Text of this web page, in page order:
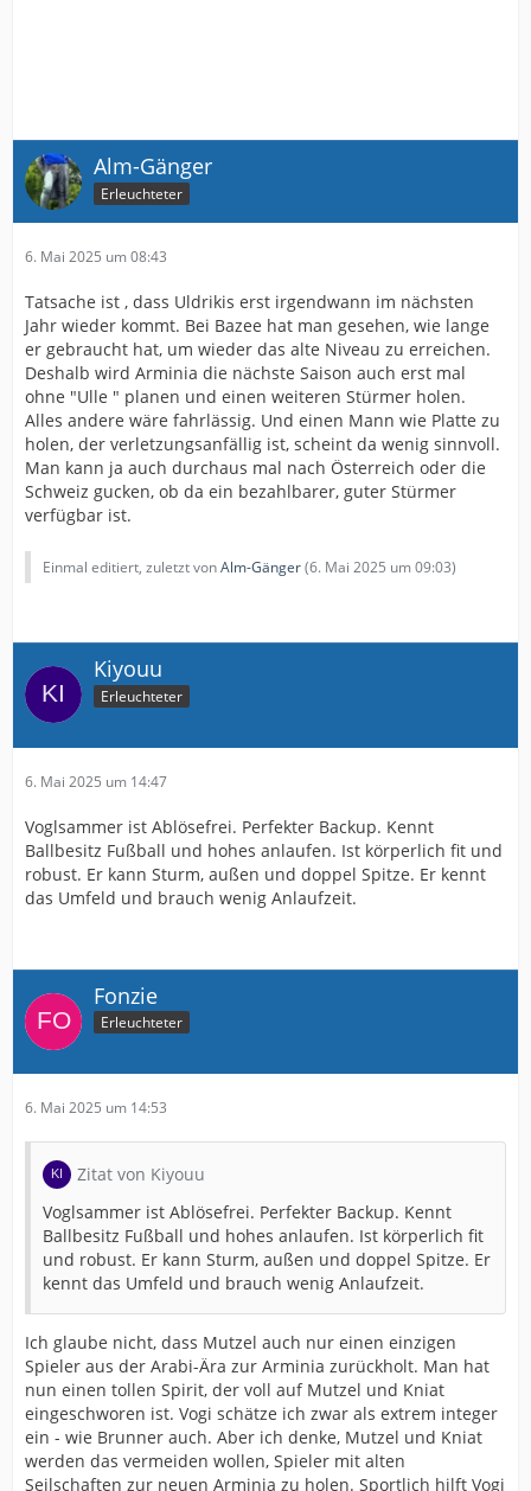
Alm-Gänger
Erleuchteter
6. Mai 2025 um 08:43
Tatsache ist , dass Uldrikis erst irgendwann im nächsten
Jahr wieder kommt. Bei Bazee hat man gesehen, wie lange
er gebraucht hat, um wieder das alte Niveau zu erreichen.
Deshalb wird Arminia die nächste Saison auch erst mal
ohne "Ulle " planen und einen weiteren Stürmer holen.
Alles andere wäre fahrlässig. Und einen Mann wie Platte zu
holen, der verletzungsanfällig ist, scheint da wenig sinnvoll.
Man kann ja auch durchaus mal nach Österreich oder die
Schweiz gucken, ob da ein bezahlbarer, guter Stürmer
verfügbar ist.
Einmal editiert, zuletzt vonAlm-Gänger(6. Mai 2025 um 09:03)
Kiyouu
Erleuchteter
6. Mai 2025 um 14:47
Voglsammer ist Ablösefrei. Perfekter Backup. Kennt
Ballbesitz Fußball und hohes anlaufen. Ist körperlich fit und
robust. Er kann Sturm, außen und doppel Spitze. Er kennt
das Umfeld und brauch wenig Anlaufzeit.
Fonzie
Erleuchteter
6. Mai 2025 um 14:53
Zitat von Kiyouu
Voglsammer ist Ablösefrei. Perfekter Backup. Kennt
Ballbesitz Fußball und hohes anlaufen. Ist körperlich fit
und robust. Er kann Sturm, außen und doppel Spitze. Er
kennt das Umfeld und brauch wenig Anlaufzeit.
Ich glaube nicht, dass Mutzel auch nur einen einzigen
Spieler aus der Arabi-Ära zur Arminia zurückholt. Man hat
nun einen tollen Spirit, der voll auf Mutzel und Kniat
eingeschworen ist. Vogi schätze ich zwar als extrem integer
ein - wie Brunner auch. Aber ich denke, Mutzel und Kniat
werden das vermeiden wollen, Spieler mit alten
Seilschaften zur neuen Arminia zu holen. Sportlich hilft Vogi